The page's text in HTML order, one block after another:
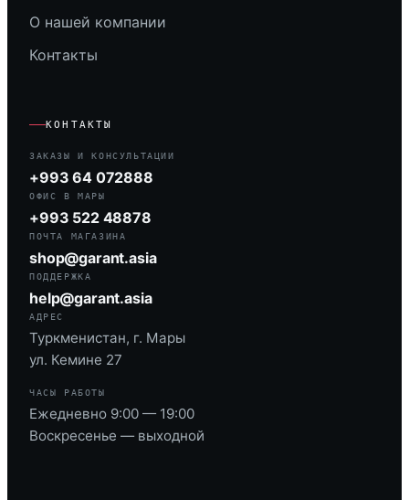
О нашей компании
Контакты
КОНТАКТЫ
ЗАКАЗЫ И КОНСУЛЬТАЦИИ
+993 64 072888
ОФИС В МАРЫ
+993 522 48878
ПОЧТА МАГАЗИНА
shop@garant.asia
ПОДДЕРЖКА
help@garant.asia
АДРЕС
Туркменистан, г. Мары
ул. Кемине 27
ЧАСЫ РАБОТЫ
Ежедневно 9:00 — 19:00
Воскресенье — выходной